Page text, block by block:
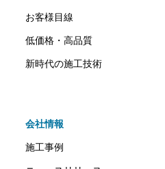
お客様目線
低価格・高品質
新時代の施工技術
会社情報
施工事例